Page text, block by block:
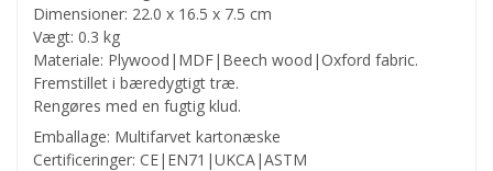
Dimensioner: 22.0 x 16.5 x 7.5 cm
Vægt: 0.3 kg
Materiale: Plywood|MDF|Beech wood|Oxford fabric.
Fremstillet i bæredygtigt træ.
Rengøres med en fugtig klud.
Emballage: Multifarvet kartonæske
Certificeringer: CE|EN71|UKCA|ASTM